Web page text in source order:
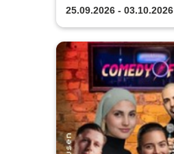
25.09.2026 - 03.10.2026